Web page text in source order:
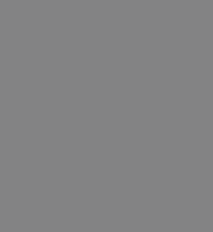
του
με διάφορες
ότι
τιμώνται σε
μεταξύ ανθρώπων
είναι επωφελές
προκειμένου να
σχετικά με